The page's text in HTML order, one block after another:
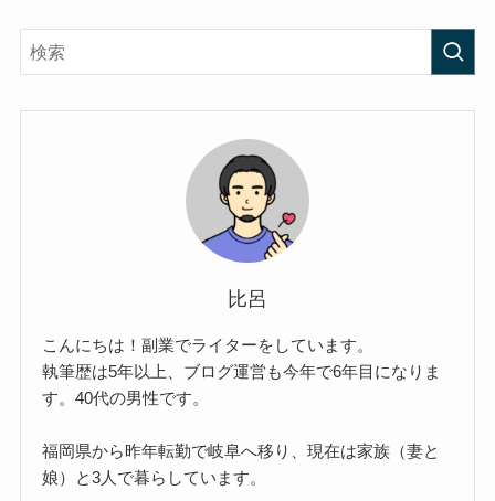
比呂
こんにちは！副業でライターをしています。
執筆歴は5年以上、ブログ運営も今年で6年目になりま
す。40代の男性です。
福岡県から昨年転勤で岐阜へ移り、現在は家族（妻と
娘）と3人で暮らしています。